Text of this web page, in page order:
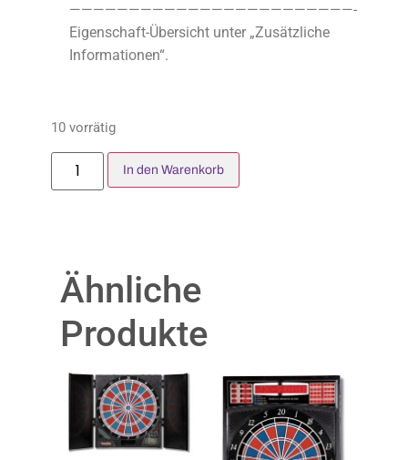
————————————————————————-
Eigenschaft-Übersicht unter „Zusätzliche
Informationen“.
10 vorrätig
In den Warenkorb
Ähnliche
Produkte